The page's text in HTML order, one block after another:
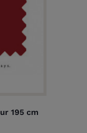
195 cm